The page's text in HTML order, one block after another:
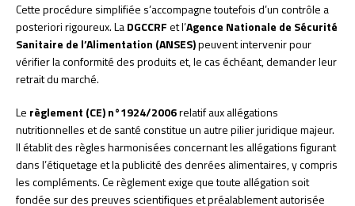
Cette procédure simplifiée s’accompagne toutefois d’un contrôle a
posteriori rigoureux. LaDGCCRFet l’Agence Nationale de Sécurité
Sanitaire de l’Alimentation (ANSES)peuvent intervenir pour
vérifier la conformité des produits et, le cas échéant, demander leur
retrait du marché.
Le règlement (CE) n°1924/2006relatif aux allégations
nutritionnelles et de santé constitue un autre pilier juridique majeur.
Il établit des règles harmonisées concernant les allégations figurant
dans l’étiquetage et la publicité des denrées alimentaires, y compris
les compléments. Ce règlement exige que toute allégation soit
fondée sur des preuves scientifiques et préalablement autorisée